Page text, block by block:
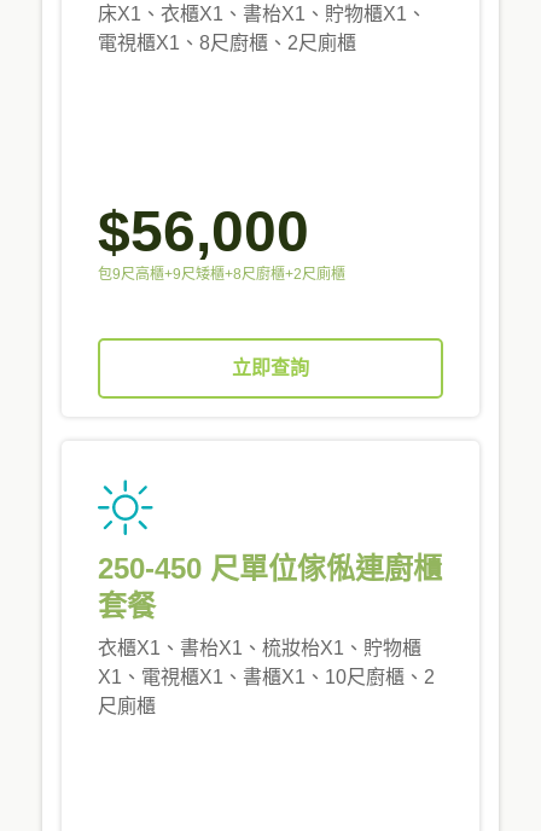
床X1、衣櫃X1、書枱X1、貯物櫃X1、
電視櫃X1、8尺廚櫃、2尺廁櫃
$56,000
包9尺高櫃+9尺矮櫃+8尺廚櫃+2尺廁櫃
立即查詢
250-450 尺單位傢俬連廚櫃
套餐
衣櫃X1、書枱X1、梳妝枱X1、貯物櫃
X1、電視櫃X1、書櫃X1、10尺廚櫃、2
尺廁櫃